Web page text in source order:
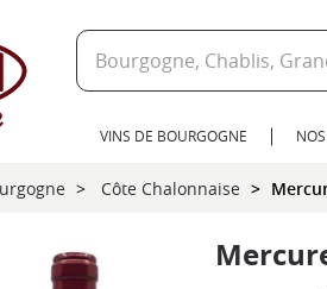
VINS DE BOURGOGNE
Côte Chalonnaise